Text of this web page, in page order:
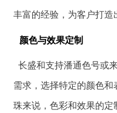
丰富的经验，为客户打造
颜色与效果定制
长盛和支持潘通色号或
需求，选择特定的颜色
珠来说，色彩和效果的